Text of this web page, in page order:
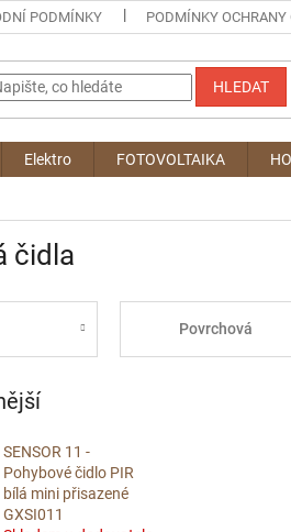
PODMÍNKY PODMÍNKY
HLEDAT
Elektro FOTOVOLTAIKA
čidla
Povrchová
SENSOR 11 -
Pohybové čidlo PIR
bílá mini přisazené
GXSI011